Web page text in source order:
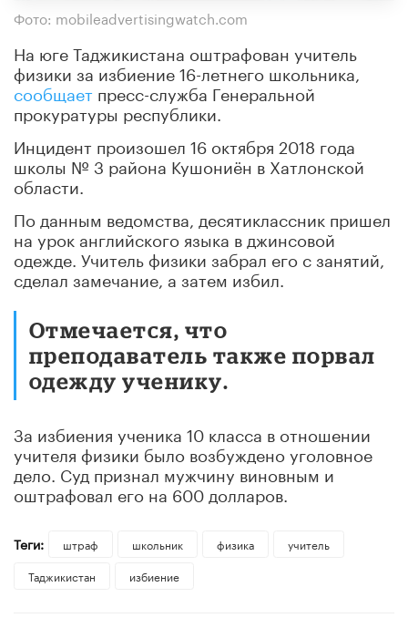
Фото: mobileadvertisingwatch.com
На юге Таджикистана оштрафован учитель
физики за избиение 16-летнего школьника,
сообщает пресс-служба Генеральной
прокуратуры республики.
Инцидент произошел 16 октября 2018 года
школы № 3 района Кушониён в Хатлонской
области.
По данным ведомства, десятиклассник пришел
на урок английского языка в джинсовой
одежде. Учитель физики забрал его с занятий,
сделал замечание, а затем избил.
Отмечается, что
преподаватель также порвал
одежду ученику.
За избиения ученика 10 класса в отношении
учителя физики было возбуждено уголовное
дело. Суд признал мужчину виновным и
оштрафовал его на 600 долларов.
Теги: штраф школьник физика
учитель
Таджикистан
избиение